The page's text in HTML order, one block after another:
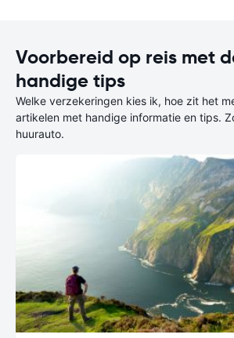
Voorbereid op reis met
handige tips
Welke verzekeringen kies ik, hoe zit het
artikelen met handige informatie en tips.
huurauto.